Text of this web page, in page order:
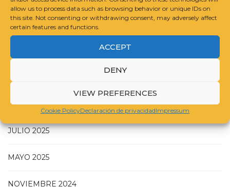
allow us to process data such as browsing behavior or unique IDs on
this site. Not consenting or withdrawing consent, may adversely affect
certain features and functions.
ACCEPT
DENY
VIEW PREFERENCES
Cookie PolicyDeclaración de privacidadImpressum
CATALOGUE RAISONNÉ SCHOLARS ASSOCIATION
INTERNATIONAL FOUNDATION FOR ART RESEARCH
GUIDELINES FOR COMPILING A CATALOGUE RAISONNÉ
JULIO 2025
MAYO 2025
NOVIEMBRE 2024